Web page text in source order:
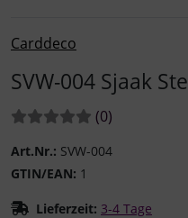
Carddeco
SVW-004 Sjaak
Bewertungen:
(0)
Art.Nr.: SVW-004
GTIN/EAN: 1
Lieferzeit: 3-4 Tage